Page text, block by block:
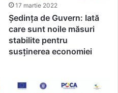
17 martie 2022
Ședința de Guvern: Iată
care sunt noile măsuri
stabilite pentru
susținerea economiei